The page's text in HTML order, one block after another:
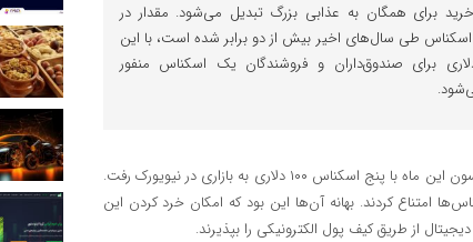
برای همگان به عذابی بزرگ تبدیل می‌شود. مقدار در
طی سال‌های اخیر بیش از دو برابر شده است، با این
۱۰۰ دلاری برای صندوق‌داران و فروشندگان یک اسکناس منفور
به گزارش اقتصاد آنلاین، دنیای اقتصاد نوشت: رایزا سیسون این ماه با پنج اسکناس ۱۰۰ دلاری به بازاری در نیویورک رفت.
امتناع کردند. بهانه آن‌ها این بود که امکان خرد کردن این
از طریق کیف پول الکترونیکی را بپذیرند.